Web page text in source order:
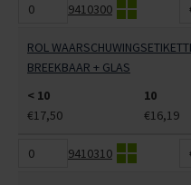
9410300
ROL
BREEKBAAR + GLAS
< 10
10
€17,50
€16,19
9410310